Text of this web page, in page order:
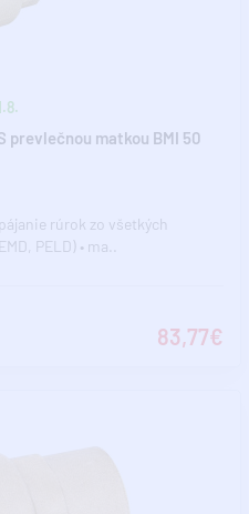
prevlečnou matkou BMI 50
rúrok zo všetkých
PELD) • ma..
83,77€